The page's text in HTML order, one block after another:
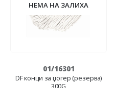
НЕМА НА ЗАЛИХА
01/16301
DF конци за џогер (резерва)
300G